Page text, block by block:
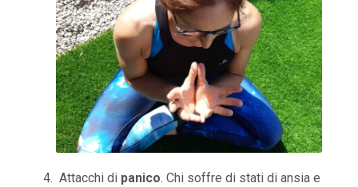
Attacchi dipanico. Chi soffre di stati di ansia e